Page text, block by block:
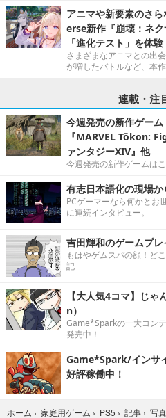
アニマや新要素のさ
erse新作『崩壊：ネ
「進化テスト」を体験
さまざまなアニマとの出
が増したバトルなど、本
連載・注
今週発売の新作ゲー
『MARVEL Tōkon:
ァンタジーXIV』他
今週発売の新作ゲームはこ
有志日本語化の現場か
PCゲーマーなら何かとお
に連続インタビュー。
吉田輝和のゲームプ
もはやゲムスパの顔！ど
記
【大人気4コマ】じ
n）
Game*Sparkの一大コン
発売中！
Game*Spark/インサ
好評稼働中！
ホーム › 家庭用ゲーム › PS5 › 記事 › 写